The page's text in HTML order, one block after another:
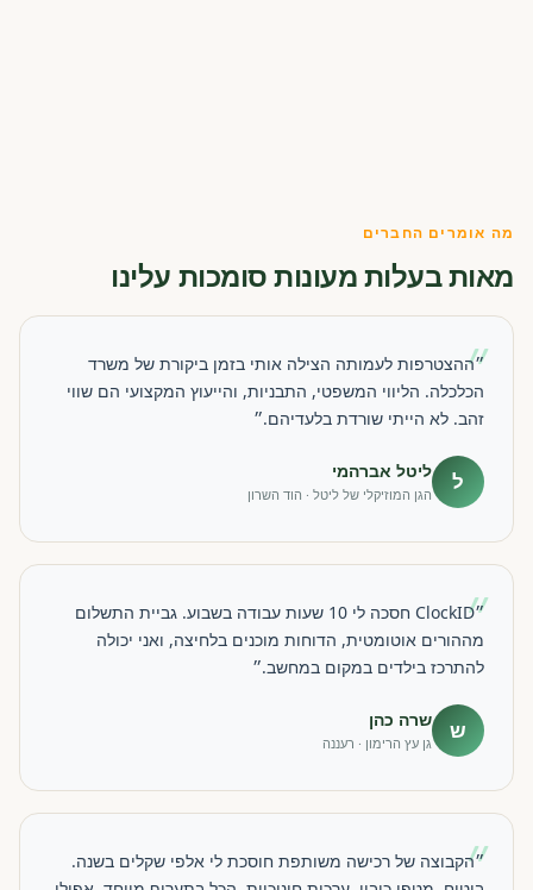
מה אומרים החברים
מאות בעלות מעונות סומכות עלינו
״
״ההצטרפות לעמותה הצילה אותי בזמן ביקורת של משרד
הכלכלה. הליווי המשפטי, התבניות, והייעוץ המקצועי הם שווי
זהב. לא הייתי שורדת בלעדיהם.״
ל ליטל אברהמי
הגן המוזיקלי של ליטל · הוד השרון
״
״ClockID חסכה לי 10 שעות עבודה בשבוע. גביית התשלום
מההורים אוטומטית, הדוחות מוכנים בלחיצה, ואני יכולה
להתרכז בילדים במקום במחשב.״
ש שרה כהן
גן עץ הרימון · רעננה
״
״הקבוצה של רכישה משותפת חוסכת לי אלפי שקלים בשנה.